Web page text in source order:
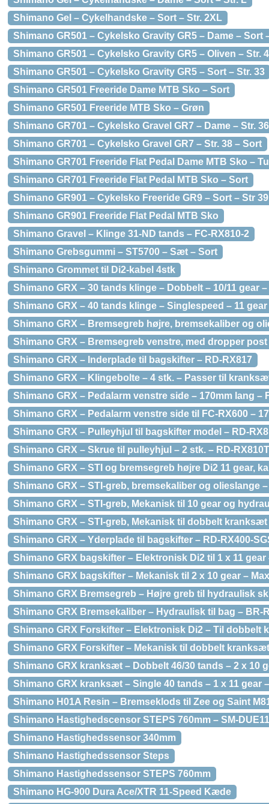
Shimano Gel – Cykelhandske – Sort – Str. 2XL
Shimano GR501 – Cykelsko Gravity GR5 – Dame – Sort
Shimano GR501 – Cykelsko Gravity GR5 – Oliven – Str.
Shimano GR501 – Cykelsko Gravity GR5 – Sort – Str. 33
Shimano GR501 Freeride Dame MTB Sko – Sort
Shimano GR501 Freeride MTB Sko – Grøn
Shimano GR701 – Cykelsko Gravel GR7 – Dame – Str.
Shimano GR701 – Cykelsko Gravel GR7 – Str. 38 – Sort
Shimano GR701 Freeride Flat Pedal Dame MTB Sko –
Shimano GR701 Freeride Flat Pedal MTB Sko – Sort
Shimano GR901 – Cykelsko Freeride GR9 – Sort – Str 39
Shimano GR901 Freeride Flat Pedal MTB Sko
Shimano Gravel – Klinge 31-ND tands – FC-RX810-2
Shimano Grebsgummi – ST5700 – Sæt – Sort
Shimano Grommet til Di2-kabel 4stk
Shimano GRX – 30 tands klinge – Dobbelt – 10/11 gear –
Shimano GRX – 40 tands klinge – Singlespeed – 11 gear
Shimano GRX – Bremsegreb højre, bremsekaliber og
Shimano GRX – Bremsegreb venstre, med dropper
Shimano GRX – Inderplade til bagskifter – RD-RX817
Shimano GRX – Klingebolte – 4 stk. – Passer til
Shimano GRX – Pedalarm venstre side – 170mm lang –
Shimano GRX – Pedalarm venstre side til FC-RX600 –
Shimano GRX – Pulleyhjul til bagskifter model – RD-
Shimano GRX – Skrue til pulleyhjul – 2 stk. – RD-RX810T
Shimano GRX – STI og bremsegreb højre Di2 11 gear,
Shimano GRX – STI-greb, bremsekaliber og olieslange
Shimano GRX – STI-greb, Mekanisk til 10 gear og
Shimano GRX – STI-greb, Mekanisk til dobbelt
Shimano GRX – Yderplade til bagskifter – RD-RX400-
Shimano GRX bagskifter – Elektronisk Di2 til 1 x 11 gear
Shimano GRX bagskifter – Mekanisk til 2 x 10 gear –
Shimano GRX Bremsegreb – Højre greb til hydraulisk
Shimano GRX Bremsekaliber – Hydraulisk til bag – BR-
Shimano GRX Forskifter – Elektronisk Di2 – Til dobbelt
Shimano GRX Forskifter – Mekanisk til dobbelt
Shimano GRX kranksæt – Dobbelt 46/30 tands – 2 x 10
Shimano GRX kranksæt – Single 40 tands – 1 x 11 gear
Shimano H01A Resin – Bremseklods til Zee og Saint
Shimano Hastighedscensor STEPS 760mm – SM-DUE11
Shimano Hastighedssensor 340mm
Shimano Hastighedssensor Steps
Shimano Hastighedssensor STEPS 760mm
Shimano HG-900 Dura Ace/XTR 11-Speed Kæde